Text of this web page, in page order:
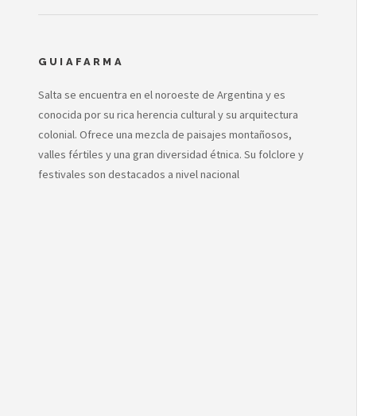
GUIAFARMA
Salta se encuentra en el noroeste de Argentina y es
conocida por su rica herencia cultural y su arquitectura
colonial. Ofrece una mezcla de paisajes montañosos,
valles fértiles y una gran diversidad étnica. Su folclore y
festivales son destacados a nivel nacional